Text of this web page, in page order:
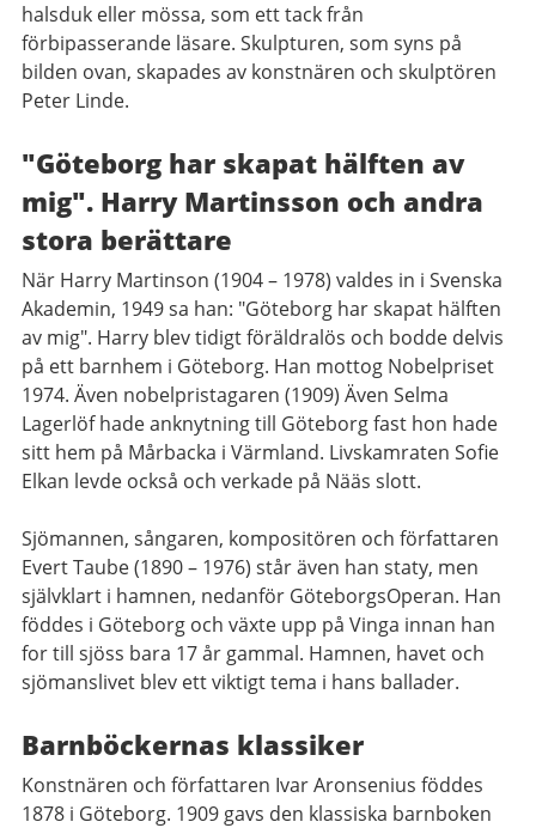
halsduk eller mössa, som ett tack från
förbipasserande läsare. Skulpturen, som syns på
bilden ovan, skapades av konstnären och skulptören
Peter Linde.
"Göteborg har skapat hälften av
mig". Harry Martinsson och andra
stora berättare
När Harry Martinson (1904 – 1978) valdes in i Svenska
Akademin, 1949 sa han: "Göteborg har skapat hälften
av mig". Harry blev tidigt föräldralös och bodde delvis
på ett barnhem i Göteborg. Han mottog Nobelpriset
1974. Även nobelpristagaren (1909) Även Selma
Lagerlöf hade anknytning till Göteborg fast hon hade
sitt hem på Mårbacka i Värmland. Livskamraten Sofie
Elkan levde också och verkade på Nääs slott.
Sjömannen, sångaren, kompositören och författaren
Evert Taube (1890 – 1976) står även han staty, men
självklart i hamnen, nedanför GöteborgsOperan. Han
föddes i Göteborg och växte upp på Vinga innan han
for till sjöss bara 17 år gammal. Hamnen, havet och
sjömanslivet blev ett viktigt tema i hans ballader.
Barnböckernas klassiker
Konstnären och författaren Ivar Aronsenius föddes
1878 i Göteborg. 1909 gavs den klassiska barnboken